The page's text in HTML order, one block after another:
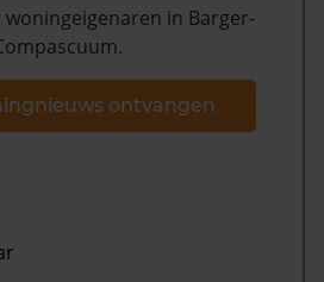
in Barger-
ontvangen